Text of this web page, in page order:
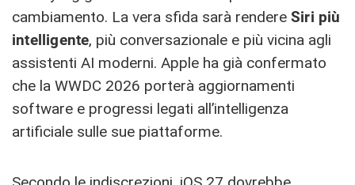
cambiamento. La vera sfida sarà rendere Siri più
intelligente, più conversazionale e più vicina agli
assistenti AI moderni. Apple ha già confermato
che la WWDC 2026 porterà aggiornamenti
software e progressi legati all’intelligenza
artificiale sulle sue piattaforme.